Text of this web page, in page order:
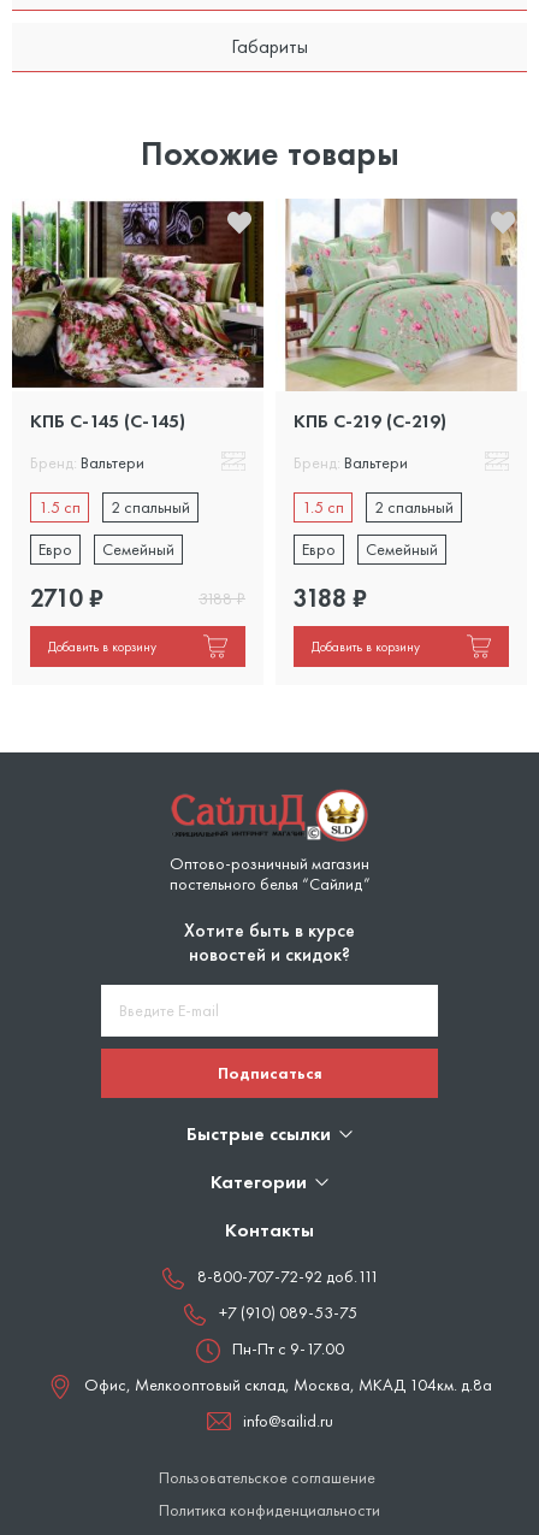
Габариты
Похожие товары
КПБ С-145 (C-145)
Бренд: Вальтери
1.5 сп
2 спальный
Евро
Семейный
2710₽ 3188₽
Добавить в корзину
КПБ С-219 (C-219)
Бренд: Вальтери
1.5 сп
2 спальный
Евро
Семейный
3188 ₽
Добавить в корзину
Оптово-розничный магазин
постельного белья “Сайлид”
Хотите быть в курсе
новостей и скидок?
Подписаться
Быстрые ссылки
Категории
Контакты
8-800-707-72-92 доб.111
+7 (910) 089-53-75
Пн-Пт с 9-17.00
Офис, Мелкооптовый склад, Москва, МКАД 104км. д.8а
info@sailid.ru
Пользовательское соглашение
Политика конфиденциальности